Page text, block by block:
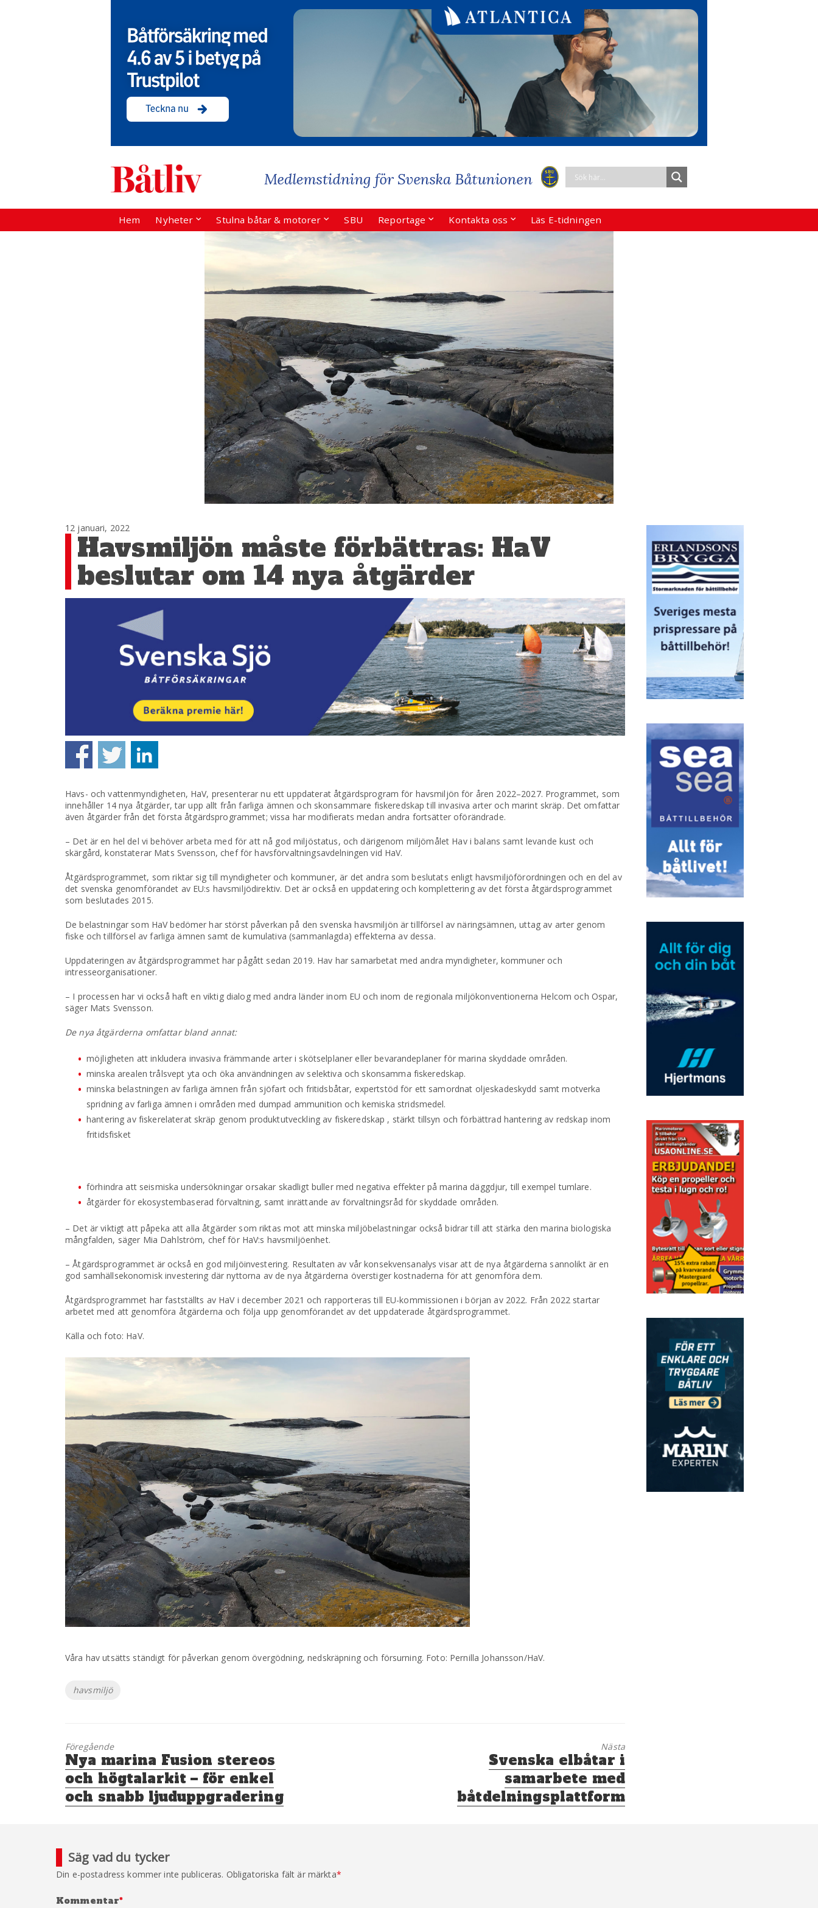
Hem Nyheter Stulna båtar & motorer SBU Reportage Kontakta oss Läs E-tidningen
12 januari, 2022
Havsmiljön måste förbättras: HaV
beslutar om 14 nya åtgärder
Havs- och vattenmyndigheten, HaV, presenterar nu ett uppdaterat åtgärdsprogram för havsmiljön för åren 2022–2027. Programmet, som
innehåller 14 nya åtgärder, tar upp allt från farliga ämnen och skonsammare fiskeredskap till invasiva arter och marint skräp. Det omfattar
även åtgärder från det första åtgärdsprogrammet; vissa har modifierats medan andra fortsätter oförändrade.
– Det är en hel del vi behöver arbeta med för att nå god miljöstatus, och därigenom miljömålet Hav i balans samt levande kust och
skärgård, konstaterar Mats Svensson, chef för havsförvaltningsavdelningen vid HaV.
Åtgärdsprogrammet, som riktar sig till myndigheter och kommuner, är det andra som beslutats enligt havsmiljöförordningen och en del av
det svenska genomförandet av EU:s havsmiljödirektiv. Det är också en uppdatering och komplettering av det första åtgärdsprogrammet
som beslutades 2015.
De belastningar som HaV bedömer har störst påverkan på den svenska havsmiljön är tillförsel av näringsämnen, uttag av arter genom
fiske och tillförsel av farliga ämnen samt de kumulativa (sammanlagda) effekterna av dessa.
Uppdateringen av åtgärdsprogrammet har pågått sedan 2019. Hav har samarbetat med andra myndigheter, kommuner och
intresseorganisationer.
– I processen har vi också haft en viktig dialog med andra länder inom EU och inom de regionala miljökonventionerna Helcom och Ospar,
säger Mats Svensson.
De nya åtgärderna omfattar bland annat:
möjligheten att inkludera invasiva främmande arter i skötselplaner eller bevarandeplaner för marina skyddade områden.
minska arealen trålsvept yta och öka användningen av selektiva och skonsamma fiskeredskap.
minska belastningen av farliga ämnen från sjöfart och fritidsbåtar, expertstöd för ett samordnat oljeskadeskydd samt motverka
spridning av farliga ämnen i områden med dumpad ammunition och kemiska stridsmedel.
hantering av fiskerelaterat skräp genom produktutveckling av fiskeredskap , stärkt tillsyn och förbättrad hantering av redskap inom
fritidsfisket
förhindra att seismiska undersökningar orsakar skadligt buller med negativa effekter på marina däggdjur, till exempel tumlare.
åtgärder för ekosystembaserad förvaltning, samt inrättande av förvaltningsråd för skyddade områden.
– Det är viktigt att påpeka att alla åtgärder som riktas mot att minska miljöbelastningar också bidrar till att stärka den marina biologiska
mångfalden, säger Mia Dahlström, chef för HaV:s havsmiljöenhet.
– Åtgärdsprogrammet är också en god miljöinvestering. Resultaten av vår konsekvensanalys visar att de nya åtgärderna sannolikt är en
god samhällsekonomisk investering där nyttorna av de nya åtgärderna överstiger kostnaderna för att genomföra dem.
Åtgärdsprogrammet har fastställts av HaV i december 2021 och rapporteras till EU-kommissionen i början av 2022. Från 2022 startar
arbetet med att genomföra åtgärderna och följa upp genomförandet av det uppdaterade åtgärdsprogrammet.
Källa och foto: HaV.
Våra hav utsätts ständigt för påverkan genom övergödning, nedskräpning och försurning. Foto: Pernilla Johansson/HaV.
Etiketter
havsmiljö
Föregående
Föregående
inlägg:
Nya marina Fusion stereos
och högtalarkit – för enkel
och snabb ljuduppgradering
Nästa
Nästa
inlägg:
Svenska elbåtar i
samarbete med
båtdelningsplattform
Säg vad du tycker
Din e-postadress kommer inte publiceras. Obligatoriska fält är märkta*
Kommentar*